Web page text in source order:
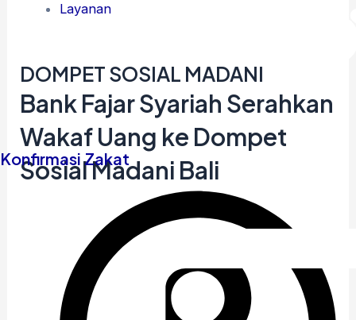
Layanan
DOMPET SOSIAL MADANI
Bank Fajar Syariah Serahkan
Wakaf Uang ke Dompet
Sosial Madani Bali
Konfirmasi Zakat